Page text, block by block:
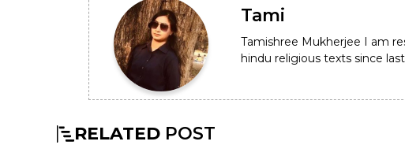
Tami
Tamishree Mukherjee I am
hindu religious texts since
RELATED POST